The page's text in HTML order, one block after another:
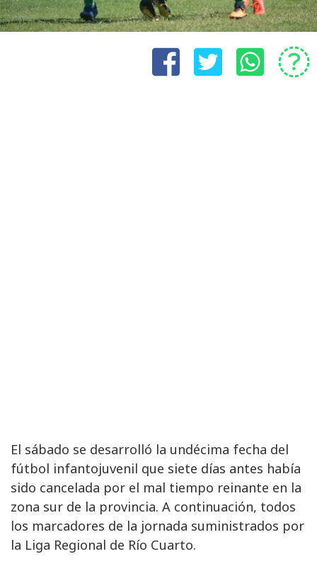
El sábado se desarrolló la undécima fecha del
fútbol infantojuvenil que siete días antes había
sido cancelada por el mal tiempo reinante en la
zona sur de la provincia. A continuación, todos
los marcadores de la jornada suministrados por
la Liga Regional de Río Cuarto.